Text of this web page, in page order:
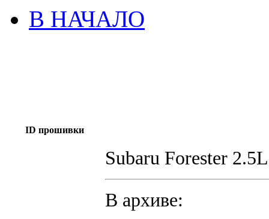
В НАЧАЛО
ID прошивки
Subaru Forester
В архиве: